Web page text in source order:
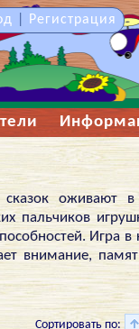
оживают в
пальчиков
Игра в
внимание,
Сортировать по:
Регистрация